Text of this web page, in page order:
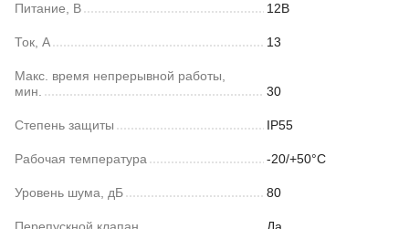
Питание, В 12В
Ток, А 13
Макс. время непрерывной работы,
мин.
30
Степень защиты IP55
Рабочая температура -20/+50°С
Уровень шума, дБ 80